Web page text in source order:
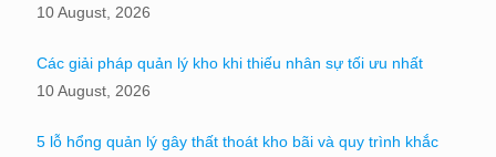
10 August, 2026
Các giải pháp quản lý kho khi thiếu nhân sự tối ưu nhất
10 August, 2026
5 lỗ hổng quản lý gây thất thoát kho bãi và quy trình khắc